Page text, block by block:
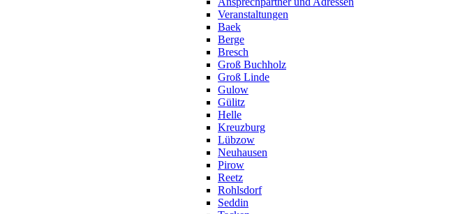
Veranstaltungen
Baek
Berge
Bresch
Groß Buchholz
Groß Linde
Gulow
Gülitz
Helle
Kreuzburg
Lübzow
Neuhausen
Pirow
Reetz
Rohlsdorf
Seddin